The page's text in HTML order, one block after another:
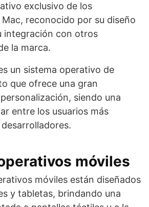
exclusivo de los
reconocido por su diseño
integración con otros
la marca.
un sistema operativo de
que ofrece una gran
siendo una
entre los usuarios más
móviles
móviles están diseñados
y tabletas, brindando una